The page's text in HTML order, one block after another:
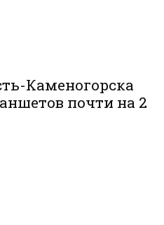
Каменогорска
почти на 2